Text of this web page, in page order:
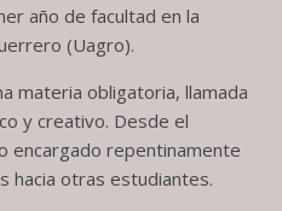
año de facultad en la
(Uagro).
materia obligatoria, llamada
y creativo. Desde el
encargado repentinamente
hacia otras estudiantes.